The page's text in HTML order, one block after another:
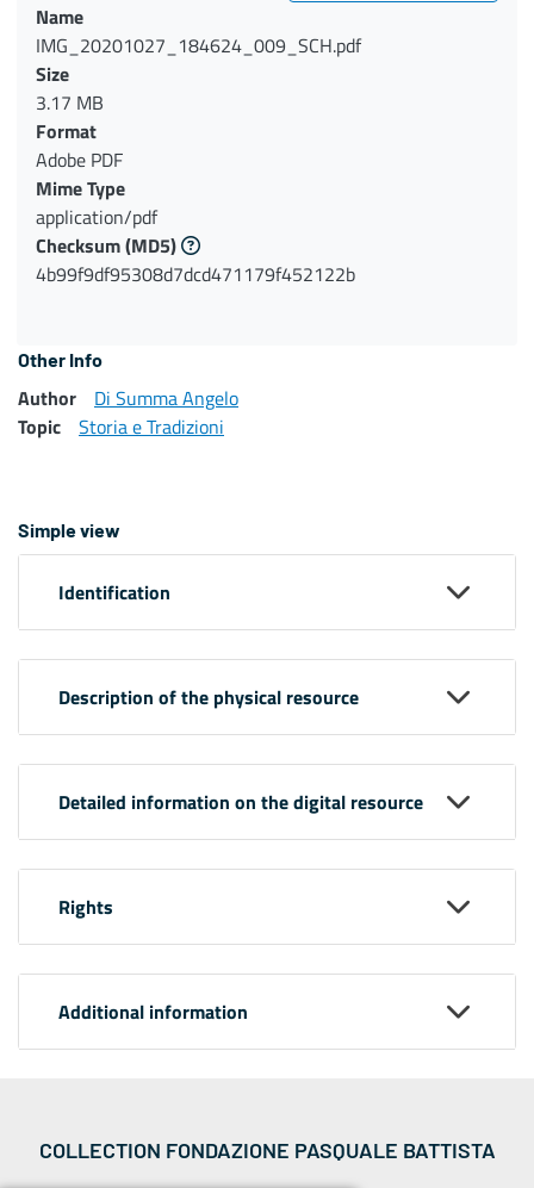
Name
IMG_20201027_184624_009_SCH.pdf
Size
3.17 MB
Format
Adobe PDF
Mime Type
application/pdf
Checksum(MD5)
4b99f9df95308d7dcd471179f452122b
Other Info
Author
Di Summa Angelo
Topic
Storia e Tradizioni
Simple view
Identification
Description of the physical resource
Detailed information on the digital resource
Rights
Additional information
COLLECTION FONDAZIONE PASQUALE BATTISTA